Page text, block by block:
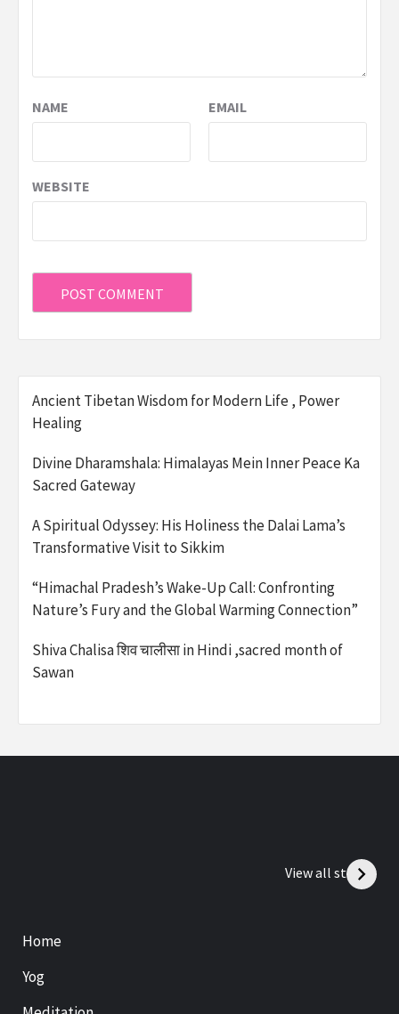
NAME EMAIL
WEBSITE
Ancient Tibetan Wisdom for Modern Life , Power
Healing
Divine Dharamshala: Himalayas Mein Inner Peace Ka
Sacred Gateway
A Spiritual Odyssey: His Holiness the Dalai Lama’s
Transformative Visit to Sikkim
“Himachal Pradesh’s Wake-Up Call: Confronting
Nature’s Fury and the Global Warming Connection”
Shiva Chalisa शिव चालीसा in Hindi ,sacred month of
Sawan
View all stories
Home
Yog